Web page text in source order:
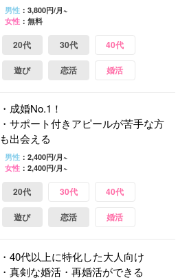
男性：3,800円/月~
女性：無料
20代 30代 40代
遊び 恋活 婚活
・成婚No.1！
・サポート付きアピールが苦手な方
も出会える
男性：2,400円/月~
女性：2,400円/月~
20代 30代 40代
遊び 恋活 婚活
・40代以上に特化した大人向け
・真剣な婚活・再婚活ができる